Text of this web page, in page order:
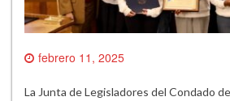
febrero 11, 2025
La Junta de Legisladores del Condado